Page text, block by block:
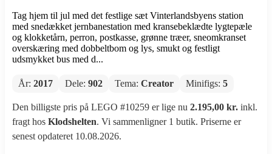
Tag hjem til jul med det festlige sæt Vinterlandsbyens station
med snedækket jernbanestation med kransebeklædte lygtepæle
og klokketårn, perron, postkasse, grønne træer, sneomkranset
overskæring med dobbeltbom og lys, smukt og festligt
udsmykket bus med d...
År: 2017 Dele: 902 Tema: Creator Minifigs: 5
Den billigste pris på LEGO #10259 er lige nu 2.195,00 kr. inkl.
fragt hos Klodshelten. Vi sammenligner 1 butik. Priserne er
senest opdateret 10.08.2026.